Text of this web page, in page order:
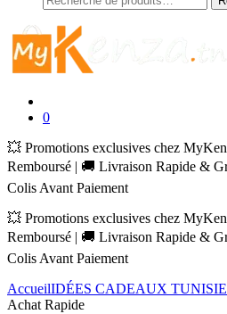
pour :
0
💥 Promotions exclusives chez
Remboursé | 🚚 Livraison Rapide &
Colis Avant Paiement
💥 Promotions exclusives chez
Remboursé | 🚚 Livraison Rapide &
Colis Avant Paiement
AccueilIDÉES CADEAUX TUNISIE
Achat Rapide